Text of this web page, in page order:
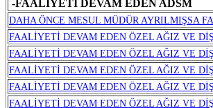
-FAALİYETİ DEVAM EDEN ADSM
DAHA ÖNCE MESUL MÜDÜR AYRILMIŞSA
FAALİYETİ DEVAM EDEN ÖZEL AĞIZ VE
FAALİYETİ DEVAM EDEN ÖZEL AĞIZ VE
FAALİYETİ DEVAM EDEN ÖZEL AĞIZ VE
FAALİYETİ DEVAM EDEN ÖZEL AĞIZ VE
FAALİYETİ DEVAM EDEN ÖZEL AĞIZ VE